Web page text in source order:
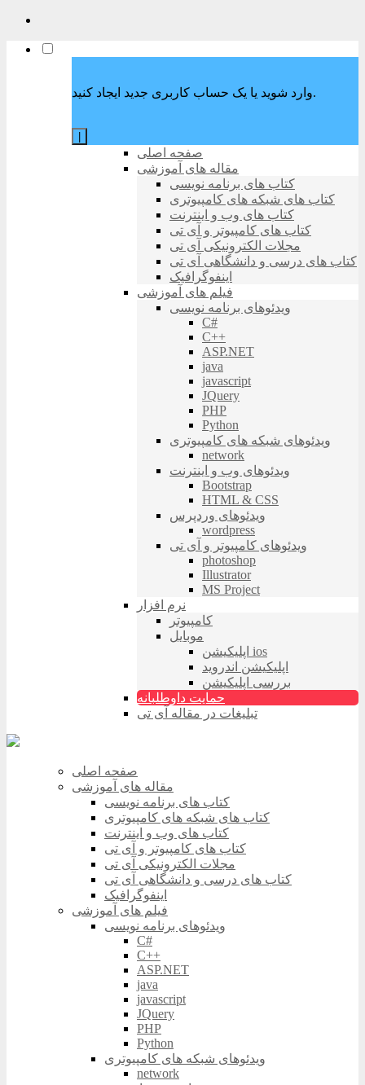
وارد شوید یا یک حساب کاربری جدید ایجاد کنید.
صفحه اصلی
مقاله های آموزشی
کتاب های برنامه نویسی
کتاب های شبکه های کامپیوتری
کتاب های وب و اینترنت
کتاب های کامپیوتر و آی تی
مجلات الکترونیکی آی تی
کتاب های درسی و دانشگاهی آی تی
اینفوگرافیک
فیلم های آموزشی
ویدئوهای برنامه نویسی
C#
C++
ASP.NET
java
javascript
JQuery
PHP
Python
ویدئوهای شبکه های کامپیوتری
network
ویدئوهای وب و اینترنت
Bootstrap
HTML & CSS
ویدئوهای وردپرس
wordpress
ویدئوهای کامپیوتر و آی تی
photoshop
Illustrator
MS Project
نرم افزار
کامپیوتر
موبایل
اپلیکیشن ios
اپلیکیشن اندروید
بررسی اپلیکیشن
حمایت داوطلبانه
تبلیغات در مقاله آی تی
صفحه اصلی
مقاله های آموزشی
کتاب های برنامه نویسی
کتاب های شبکه های کامپیوتری
کتاب های وب و اینترنت
کتاب های کامپیوتر و آی تی
مجلات الکترونیکی آی تی
کتاب های درسی و دانشگاهی آی تی
اینفوگرافیک
فیلم های آموزشی
ویدئوهای برنامه نویسی
C#
C++
ASP.NET
java
javascript
JQuery
PHP
Python
ویدئوهای شبکه های کامپیوتری
network